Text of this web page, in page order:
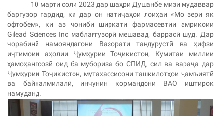
10 марти соли 2023 дар шаҳри Душанбе мизи мудаввар
баргузор гардид, ки дар он натиҷаҳои лоиҳаи «Мо зери як
офтобем», ки аз ҷониби ширкати фармасевтии амрикоии
Gilead Sciences Inc маблағгузорӣ мешавад, баррасӣ шуд. Дар
чорабинӣ намояндагони Вазорати тандурустӣ ва ҳифзи
иҷтимоии аҳолии Ҷумҳурии Тоҷикистон, Кумитаи миллии
ҳамоҳангсозӣ оид ба мубориза бо СПИД, сил ва вараҷа дар
Ҷумҳурии Тоҷикистон, мутахассисони ташкилотҳои ҷамъиятӣ
ва байналмилалӣ, инчунин кормандони ВАО иштирок
намуданд.